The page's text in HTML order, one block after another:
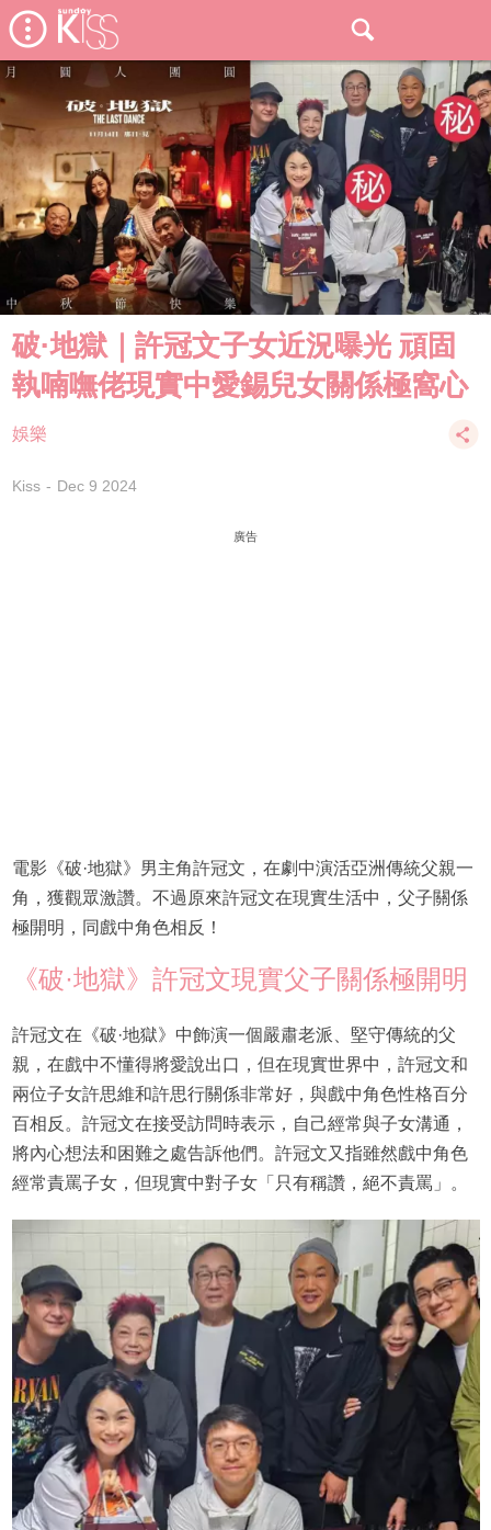
破·地獄｜許冠文子女近況曝光 頑固
執喃嘸佬現實中愛錫兒女關係極窩心
娛樂
Kiss Dec 9 2024
廣告
電影《破·地獄》男主角許冠文，在劇中演活亞洲傳統父親一
角，獲觀眾激讚。不過原來許冠文在現實生活中，父子關係
極開明，同戲中角色相反！
《破·地獄》許冠文現實父子關係極開明
許冠文在《破·地獄》中飾演一個嚴肅老派、堅守傳統的父
親，在戲中不懂得將愛說出口，但在現實世界中，許冠文和
兩位子女許思維和許思行關係非常好，與戲中角色性格百分
百相反。許冠文在接受訪問時表示，自己經常與子女溝通，
將內心想法和困難之處告訴他們。許冠文又指雖然戲中角色
經常責罵子女，但現實中對子女「只有稱讚，絕不責罵」。